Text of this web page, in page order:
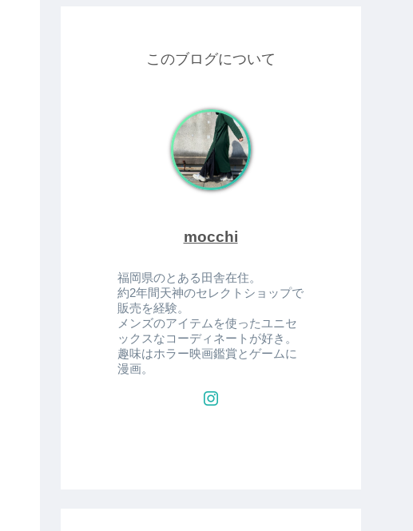
このブログについて
mocchi
福岡県のとある田舎在住。
約2年間天神のセレクトショップで
販売を経験。
メンズのアイテムを使ったユニセ
ックスなコーディネートが好き。
趣味はホラー映画鑑賞とゲームに
漫画。